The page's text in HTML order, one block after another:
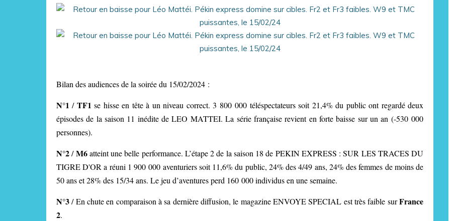
Bilan des audiences de la soirée du 15/02/2024 :
N°1 / TF1se hisse en tête à un niveau correct. 3 800 000 téléspectateurs soit 21,4% du public ont regardé deux
épisodes de la saison 11 inédite de LEO MATTEI. La série française revient en forte baisse sur un an (-530 000
personnes).
N°2/M6atteint une belle performance. L’étape 2 de la saison 18 de PEKIN EXPRESS : SUR LES TRACES DU
TIGRE D'OR a réuni 1 900 000 aventuriers soit 11,6% du public, 24% des 4/49 ans, 24% des femmes de moins de
50 ans et 28% des 15/34 ans. Le jeu d’aventures perd 160 000 individus en une semaine.
N°3/ En chute en comparaison à sa dernière diffusion, le magazine ENVOYE SPECIAL est très faible surFrance
2.